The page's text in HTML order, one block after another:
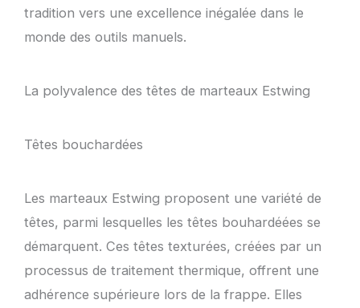
tradition vers une excellence inégalée dans le
monde des outils manuels.
La polyvalence des têtes de marteaux Estwing
Têtes bouchardées
Les marteaux Estwing proposent une variété de
têtes, parmi lesquelles les têtes bouhardéées se
démarquent. Ces têtes texturées, créées par un
processus de traitement thermique, offrent une
adhérence supérieure lors de la frappe. Elles